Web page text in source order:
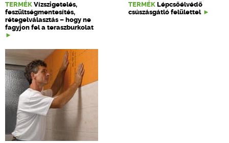
TERMÉK Vízszigetelés,
feszültségmentesítés,
rétegelválasztás – hogy ne
fagyjon fel a teraszburkolat
TERMÉK Lépcsőélvédő
csúszásgátló felülettel